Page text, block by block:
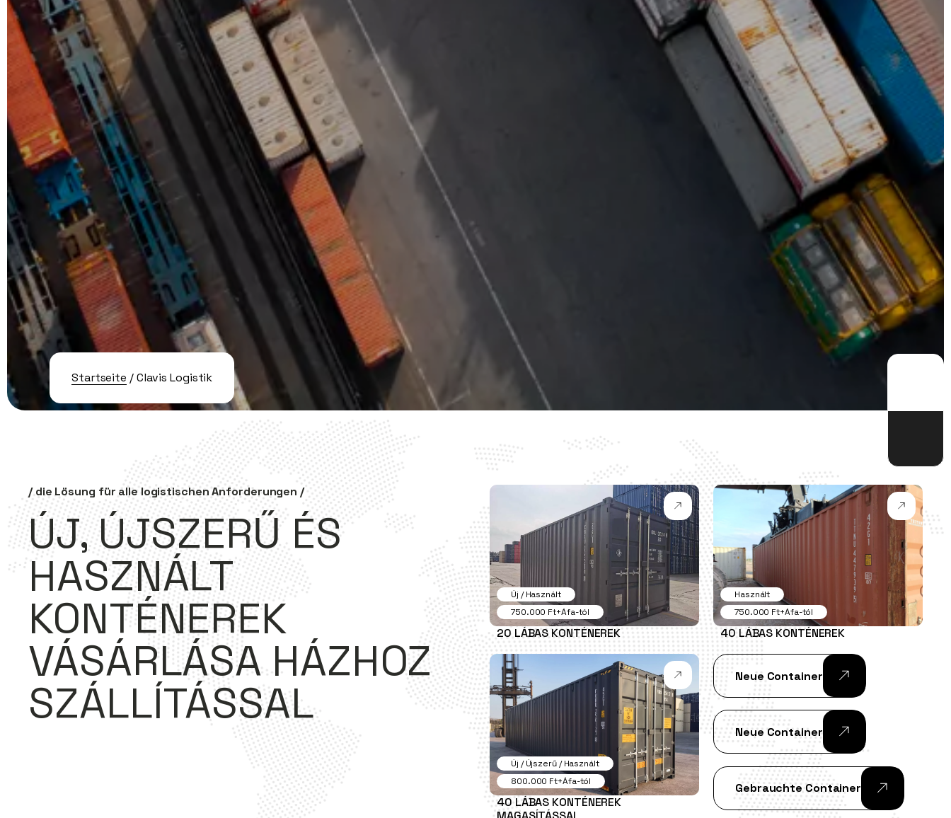
Startseite / Clavis Logistik
/ die Lösung für alle logistischen Anforderungen /
ÚJ, ÚJSZERŰ ÉS
HASZNÁLT
KONTÉNEREK
VÁSÁRLÁSA HÁZHOZ
SZÁLLÍTÁSSAL
Új / Használt
750.000 Ft+Áfa-tól
20 LÁBAS KONTÉNEREK
Használt
750.000 Ft+Áfa-tól
40 LÁBAS KONTÉNEREK
Új / Újszerű / Használt
800.000 Ft+Áfa-tól
40 LÁBAS KONTÉNEREK
Neue Container
Neue Container
Gebrauchte Container